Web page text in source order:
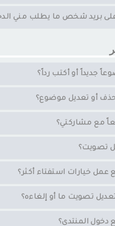
بريد شخص ما يطلب مني
جديداً أو أكتب رداً؟
أو تعديل موضوع؟
مع مشاركتي؟
تصويت؟
عمل خيارات استفتاء أكثر؟
تصويت ما أو إلغاءه؟
دخول المنتدى؟